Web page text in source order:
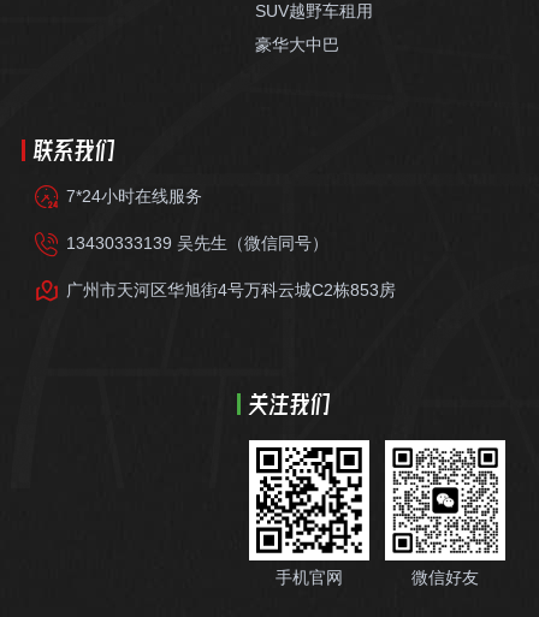
SUV越野车租用
豪华大中巴
联系我们
7*24小时在线服务
13430333139 吴先生（微信同号）
广州市天河区华旭街4号万科云城C2栋853房
关注我们
手机官网 微信好友